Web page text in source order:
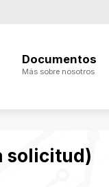
Documentos
Más sobre nosotros
solicitud)